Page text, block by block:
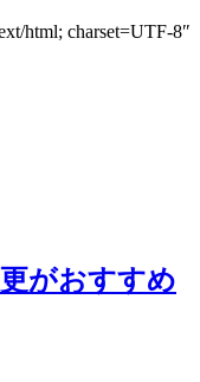
html; charset=UTF-8″
がおすすめ